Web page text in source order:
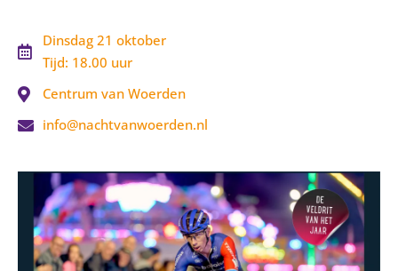
Dinsdag 21 oktober
Tijd: 18.00 uur
Centrum van Woerden
info@nachtvanwoerden.nl